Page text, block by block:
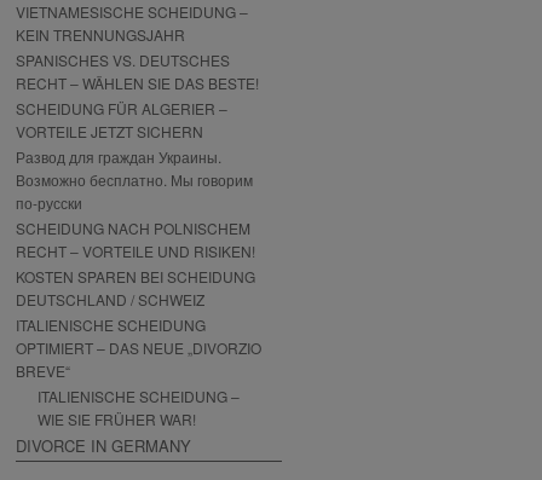
VIETNAMESISCHE SCHEIDUNG –
KEIN TRENNUNGSJAHR
SPANISCHES VS. DEUTSCHES
RECHT – WÄHLEN SIE DAS BESTE!
SCHEIDUNG FÜR ALGERIER –
VORTEILE JETZT SICHERN
Развод для граждан Украины.
Возможно бесплатно. Мы говорим
по-русски
SCHEIDUNG NACH POLNISCHEM
RECHT – VORTEILE UND RISIKEN!
KOSTEN SPAREN BEI SCHEIDUNG
DEUTSCHLAND / SCHWEIZ
ITALIENISCHE SCHEIDUNG
OPTIMIERT – DAS NEUE „DIVORZIO
BREVE“
ITALIENISCHE SCHEIDUNG –
WIE SIE FRÜHER WAR!
DIVORCE IN GERMANY